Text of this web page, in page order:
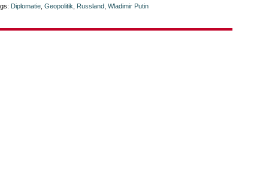
Diplomatie Geopolitik Russland Wladimir Putin